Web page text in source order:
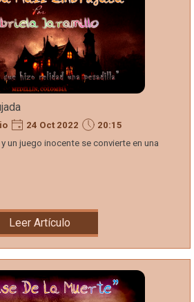
24 Oct 2022
20:15
un juego inocente se convierte en una
Leer Artículo